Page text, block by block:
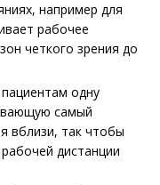
например для
рабочее
четкого зрения до
одну
самый
вблизи, так чтобы
дистанции